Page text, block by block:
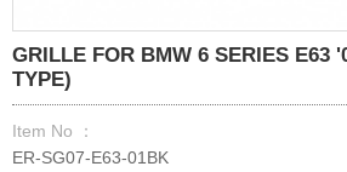
GRILLE FOR BMW 6 SERIES E63
TYPE)
Item No ：
ER-SG07-E63-01BK